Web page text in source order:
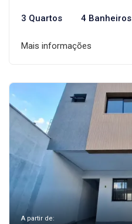
3 Quartos 4 Banheiros
Mais informações
A partir de: